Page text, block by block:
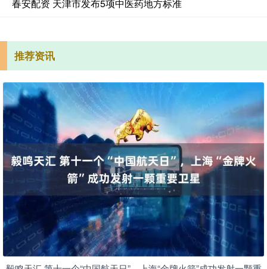
春安配资 天津市发布5项中医药地方标准
推荐资讯